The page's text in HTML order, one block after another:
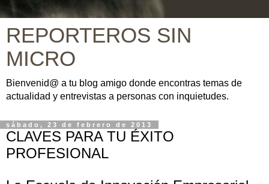
REPORTEROS SIN
MICRO
Bienvenid@ a tu blog amigo donde encontras temas de
actualidad y entrevistas a personas con inquietudes.
sábado, 23 de febrero de 2013
CLAVES PARA TU ÉXITO
PROFESIONAL